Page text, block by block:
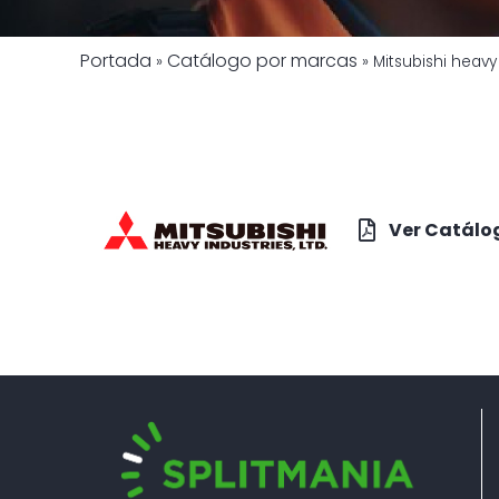
Portada » Catálogo por marcas » Mitsubishi heavy
Ver